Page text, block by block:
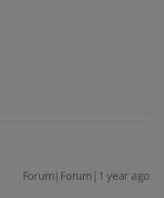
Forum|Forum|1 year ago